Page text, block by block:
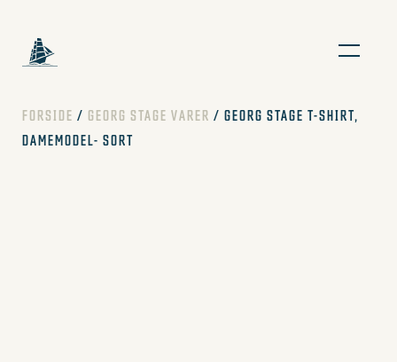
FORSIDE / GEORG STAGE VARER / GEORG STAGE T-SHIRT,
DAMEMODEL- SORT